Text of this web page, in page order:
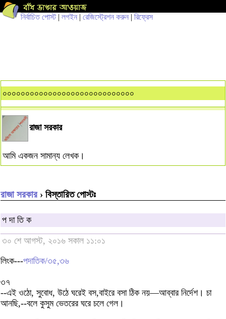
নির্বাচিত পোস্ট| লগইন | রেজিস্ট্রেশন করুন | রিফ্রেস
০০০০০০০০০০০০০০০০০০০০০০০০০০০০০
রাজা সরকার
আমি একজন সামান্য লেখক।
রাজা সরকার› বিস্তারিত পোস্টঃ
প দা তি ক
৩০ শে আগস্ট, ২০১৬ সকাল ১১:০১
লিংক---পদাতিক/৩৫,৩৬
৩৭
--এই ওঠো, সুবোধ, উঠে ঘরেই বস,বাইরে বসা ঠিক নয়—আব্বার নির্দেশ। চা
আনছি,--বলে কুসুম ভেতরের ঘরে চলে গেল।